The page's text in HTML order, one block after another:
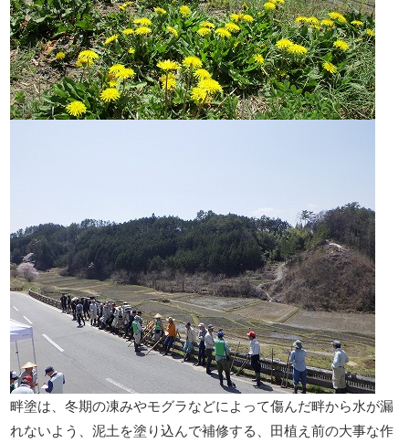
畔塗は、冬期の凍みやモグラなどによって傷んだ畔から水が漏
れないよう、泥土を塗り込んで補修する、田植え前の大事な作